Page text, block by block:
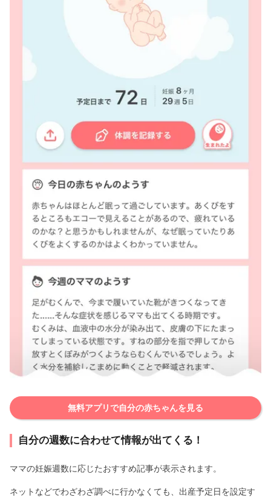
無料アプリで自分の赤ちゃんを見る
自分の週数に合わせて情報が出てくる！
ママの妊娠週数に応じたおすすめ記事が表示されます。
ネットなどでわざわざ調べに行かなくても、出産予定日を設定す